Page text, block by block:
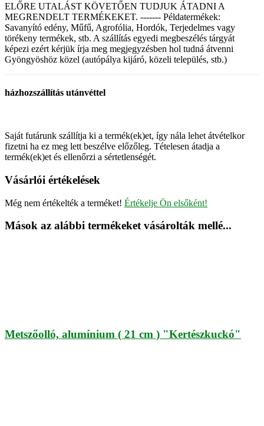
ELŐRE UTALÁST KÖVETŐEN TUDJUK ÁTADNI A
MEGRENDELT TERMÉKEKET. ------- Példatermékek:
Savanyító edény, Műfű, Agrofólia, Hordók, Terjedelmes vagy
törékeny termékek, stb. A szállítás egyedi megbeszélés tárgyát
képezi ezért kérjük írja meg megjegyzésben hol tudná átvenni
Gyöngyöshöz közel (autópálya kijáró, közeli település, stb.)
házhozszállítás utánvéttel
Saját futárunk szállítja ki a termék(ek)et, így nála lehet átvételkor
fizetni ha ez meg lett beszélve előzőleg. Tételesen átadja a
termék(ek)et és ellenőrzi a sértetlenségét.
Vásárlói értékelések
Még nem értékelték a terméket! Értékelje Ön elsőként!
Mások az alábbi termékeket vásárolták mellé...
Metszőolló, alumínium ( 21 cm ) "Kertészkuckó"